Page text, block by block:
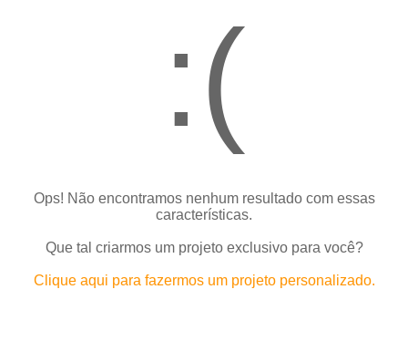
:(
Ops! Não encontramos nenhum resultado com essas
características.
Que tal criarmos um projeto exclusivo para você?
Clique aqui para fazermos um projeto personalizado.